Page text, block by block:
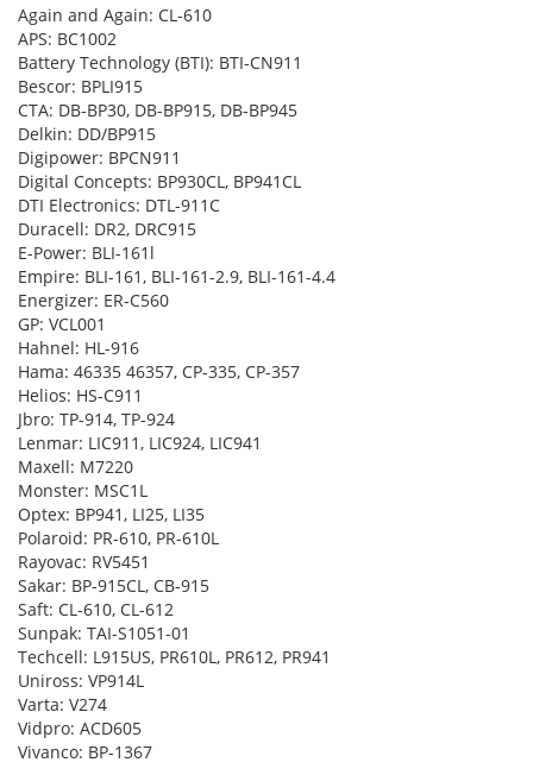
Again and Again: CL-610
APS: BC1002
Battery Technology (BTI): BTI-CN911
Bescor: BPLI915
CTA: DB-BP30, DB-BP915, DB-BP945
Delkin: DD/BP915
Digipower: BPCN911
Digital Concepts: BP930CL, BP941CL
DTI Electronics: DTL-911C
Duracell: DR2, DRC915
E-Power: BLI-161l
Empire: BLI-161, BLI-161-2.9, BLI-161-4.4
Energizer: ER-C560
GP: VCL001
Hahnel: HL-916
Hama: 46335 46357, CP-335, CP-357
Helios: HS-C911
Jbro: TP-914, TP-924
Lenmar: LIC911, LIC924, LIC941
Maxell: M7220
Monster: MSC1L
Optex: BP941, LI25, LI35
Polaroid: PR-610, PR-610L
Rayovac: RV5451
Sakar: BP-915CL, CB-915
Saft: CL-610, CL-612
Sunpak: TAI-S1051-01
Techcell: L915US, PR610L, PR612, PR941
Uniross: VP914L
Varta: V274
Vidpro: ACD605
Vivanco: BP-1367